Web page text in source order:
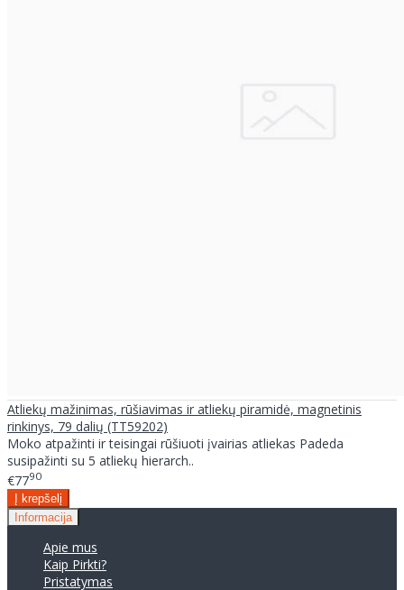
Atliekų mažinimas, rūšiavimas ir atliekų piramidė, magnetinis
rinkinys, 79 dalių (TT59202)
Moko atpažinti ir teisingai rūšiuoti įvairias atliekas Padeda
susipažinti su 5 atliekų hierarch..
€7790
Informacija
Apie mus
Kaip Pirkti?
Pristatymas